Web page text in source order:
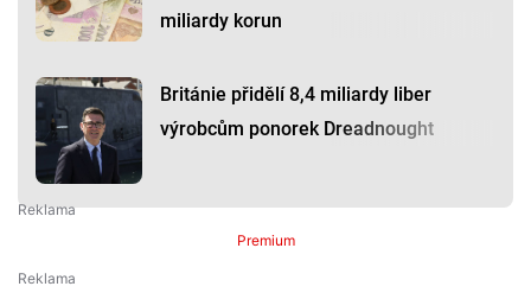
miliardy korun
Británie přidělí 8,4 miliardy liber
výrobcům ponorek Dreadnought
Premium